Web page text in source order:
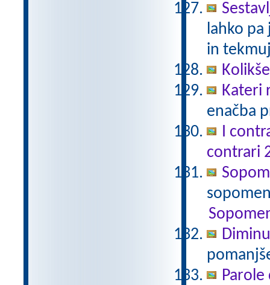
lahko
in
Kateri
enačba
I
contrari
Parole